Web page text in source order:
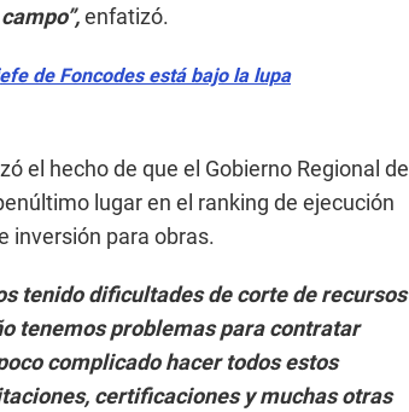
enfatizó.
de Foncodes está bajo la lupa
el hecho de que el Gobierno Regional de
lugar en el ranking de ejecución
inversión para obras.
tenido dificultades de corte de recursos
tenemos problemas para contratar
complicado hacer todos estos
certificaciones y muchas otras